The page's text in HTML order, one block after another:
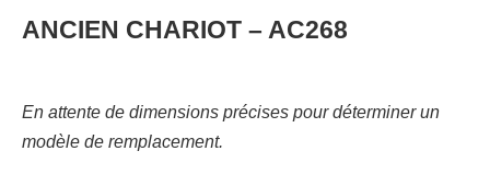
ANCIEN CHARIOT – AC268
En attente de dimensions précises pour déterminer un
modèle de remplacement.